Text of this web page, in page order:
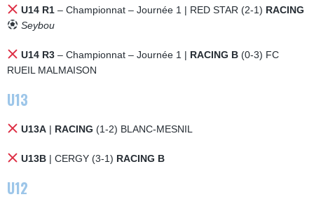
U14 R1– Championnat – Journée 1 | RED STAR (2-1) RACING
Seybou
U14 R3– Championnat – Journée 1 | RACING B(0-3) FC
RUEIL MALMAISON
U13
U13A| RACING (1-2) BLANC-MESNIL
U13B| CERGY (3-1) RACING B
U12